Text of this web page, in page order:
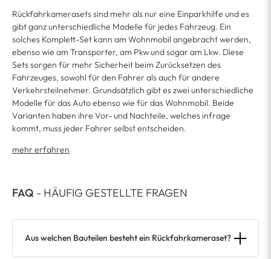
Rückfahrkamerasets sind mehr als nur eine Einparkhilfe und es
gibt ganz unterschiedliche Modelle für jedes Fahrzeug. Ein
solches Komplett-Set kann am Wohnmobil angebracht werden,
ebenso wie am Transporter, am Pkw und sogar am Lkw. Diese
Sets sorgen für mehr Sicherheit beim Zurücksetzen des
Fahrzeuges, sowohl für den Fahrer als auch für andere
Verkehrsteilnehmer. Grundsätzlich gibt es zwei unterschiedliche
Modelle für das Auto ebenso wie für das Wohnmobil. Beide
Varianten haben ihre Vor- und Nachteile, welches infrage
kommt, muss jeder Fahrer selbst entscheiden.
mehr erfahren
FAQ - HÄUFIG GESTELLTE FRAGEN
Aus welchen Bauteilen besteht ein Rückfahrkameraset?